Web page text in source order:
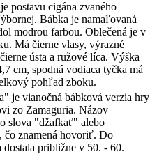
postavu cigána zvaného
Bábka je namaľovaná
modrou farbou. Oblečená je v
Má čierne vlasy, výrazné
ústa a ružové líca. Výška
cm, spodná vodiaca tyčka má
pohľad zboku.
je vianočná bábková verzia hry
zo Zamaguria. Názov
slova "džafkať" alebo
čo znamená hovoriť. Do
dostala približne v 50. - 60.